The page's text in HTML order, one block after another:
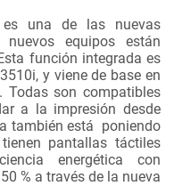
una de las nuevas
equipos están
función integrada es
y viene de base en
Todas son compatibles
a la impresión desde
también está poniendo
pantallas táctiles
energética con
% a través de la nueva